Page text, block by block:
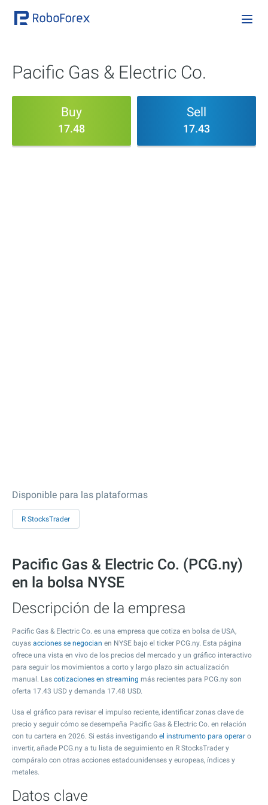
Pacific Gas & Electric Co.
Buy
17.48
Sell
17.43
Disponible para las plataformas
R StocksTrader
Pacific Gas & Electric Co. (PCG.ny)
en la bolsa NYSE
Descripción de la empresa
Pacific Gas & Electric Co. es una empresa que cotiza en bolsa de USA,
cuyas acciones se negocian en NYSE bajo el ticker PCG.ny. Esta página
ofrece una vista en vivo de los precios del mercado y un gráfico interactivo
para seguir los movimientos a corto y largo plazo sin actualización
manual. Las cotizaciones en streaming más recientes para PCG.ny son
oferta 17.43 USD y demanda 17.48 USD.
Usa el gráfico para revisar el impulso reciente, identificar zonas clave de
precio y seguir cómo se desempeña Pacific Gas & Electric Co. en relación
con tu cartera en 2026. Si estás investigando el instrumento para operar o
invertir, añade PCG.ny a tu lista de seguimiento en R StocksTrader y
compáralo con otras acciones estadounidenses y europeas, índices y
metales.
Datos clave